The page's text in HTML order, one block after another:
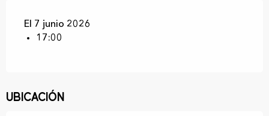
El 7 junio 2026
17:00
Ubicación